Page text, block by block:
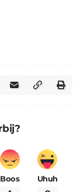
Boos Uhuh